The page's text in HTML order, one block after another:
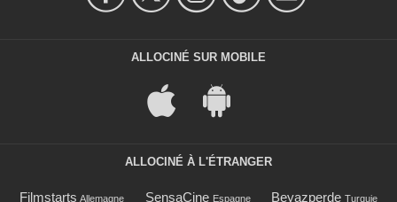
ALLOCINÉ SUR MOBILE
ALLOCINÉ À L'ÉTRANGER
Filmstarts Allemagne SensaCine Espagne Beyazperde Turquie